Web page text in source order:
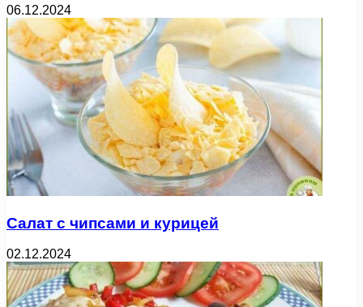
06.12.2024
Салат с чипсами и курицей
02.12.2024